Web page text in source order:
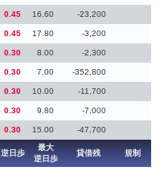
0.45 16.60 -23,200
0.45 17.80 -3,200
0.30 8.00 -2,300
0.30 7.00 -352,800
0.30 10.00 -11,700
0.30 9.80 -7,000
0.30 15.00 -47,700
逆日歩
最大
逆日歩
貸借残 規制